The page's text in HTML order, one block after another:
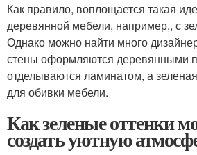
Как правило, воплощается такая
деревянной мебели, например,, с
Однако можно найти много
стены оформляются деревянными
отделываются ламинатом, а
для обивки мебели.
Как зеленые оттенки
создать уютную